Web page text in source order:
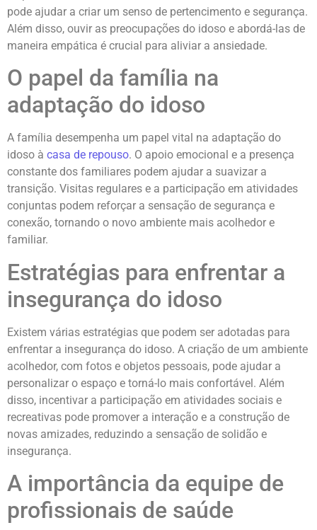
pode ajudar a criar um senso de pertencimento e segurança.
Além disso, ouvir as preocupações do idoso e abordá-las de
maneira empática é crucial para aliviar a ansiedade.
O papel da família na
adaptação do idoso
A família desempenha um papel vital na adaptação do
idoso à casa de repouso. O apoio emocional e a presença
constante dos familiares podem ajudar a suavizar a
transição. Visitas regulares e a participação em atividades
conjuntas podem reforçar a sensação de segurança e
conexão, tornando o novo ambiente mais acolhedor e
familiar.
Estratégias para enfrentar a
insegurança do idoso
Existem várias estratégias que podem ser adotadas para
enfrentar a insegurança do idoso. A criação de um ambiente
acolhedor, com fotos e objetos pessoais, pode ajudar a
personalizar o espaço e torná-lo mais confortável. Além
disso, incentivar a participação em atividades sociais e
recreativas pode promover a interação e a construção de
novas amizades, reduzindo a sensação de solidão e
insegurança.
A importância da equipe de
profissionais de saúde